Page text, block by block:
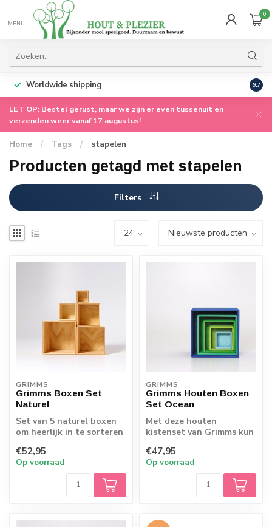
MENU
0
Worldwide shipping 9.7
LET OP: Bestel gerust, maar we zijn er even tussenuit en
verzenden weer vanaf 17 augustus!
Home / Tags / stapelen
Producten getagd met stapelen
Filters
GRIMMS
Grimms Boxen Set
Naturel
Set van 5 naturel boxen
om heerlijk in te sorteren
€52,95
Op voorraad
GRIMMS
Grimms Houten Boxen
Set Ocean
Met deze houten
kistenset van Grimms kun
boxset in roze-ro...
€47,95
Op voorraad